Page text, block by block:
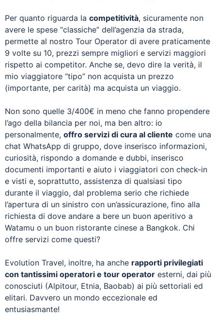
Per quanto riguarda la competitività, sicuramente non
avere le spese “classiche” dell’agenzia da strada,
permette al nostro Tour Operator di avere praticamente
9 volte su 10, prezzi sempre migliori e servizi maggiori
rispetto ai competitor. Anche se, devo dire la verità, il
mio viaggiatore “tipo” non acquista un prezzo
(importante, per carità) ma acquista un viaggio.
Non sono quelle 3/400€ in meno che fanno propendere
l’ago della bilancia per noi, ma ben altro: io
personalmente, offro servizi di cura al cliente come una
chat WhatsApp di gruppo, dove inserisco informazioni,
curiosità, rispondo a domande e dubbi, inserisco
documenti importanti e aiuto i viaggiatori con check-in
e visti e, soprattutto, assistenza di qualsiasi tipo
durante il viaggio, dal problema serio che richiede
l’apertura di un sinistro con un’assicurazione, fino alla
richiesta di dove andare a bere un buon aperitivo a
Watamu o un buon ristorante cinese a Bangkok. Chi
offre servizi come questi?
Evolution Travel, inoltre, ha anche rapporti privilegiati
con tantissimi operatori e tour operator esterni, dai più
conosciuti (Alpitour, Etnia, Baobab) ai più settoriali ed
elitari. Davvero un mondo eccezionale ed
entusiasmante!